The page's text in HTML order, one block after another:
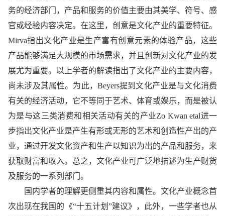
务的经济部门，产品和服务的价值主要由其美学、符号、感
官或经验内容决定。在这里，创意是文化产业的重要特征。
Mirva指出文化产业是生产富有创意元素的体验产品，这些
产品能够满足大规模的市场需求，并且创新对文化产业的发
展尤为重要。以上学者的解读指出了文化产业的主要内容，
尚未涉及其属性。为此，Beyers提到文化产业是与文化消费
有关的经济活动，它不等同于艺术、体育或娱乐，而是被认
为是与这三类消费和相关活动有关的产业Zo Kwan etal进一
步指出文化产业是产生有形或无形的艺术和创造性产出的产
业，通过开发文化资产和生产以知识为出的产品和服务，来
获取财富和收入。总之，文化产业可广泛地描述为生产财货
及服务的一系列部门。
国内学者的理解更侧重其内容和属性。文化产业概念首
次出现在我国的《“十五计划”建议》，此外，一些学者也从